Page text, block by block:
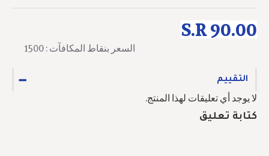
S.R 90.00
السعر بنقاط المكافآت : 1500
التقييم
لا يوجد أي تعليقات لهذا المنتج.
كتابة تعليق